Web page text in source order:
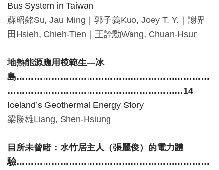
便
民
服
政
府
公
開
訊
Bus System in Taiwan
蘇昭銘Su, Jau-Ming ｜ 郭子義Kuo, Joey T. Y. ｜ 謝界
田 Hsieh, Chieh-Tien ｜ 王詮勳Wang, Chuan-Hsun
地熱能源應用模範生―冰
島…………………………………………………………
……………………………………………………14
Iceland’s Geothermal Energy Story
梁勝雄Liang, Shen-Hsiung
目所未曾睹：水竹居主人（張麗俊）的電力體
驗…………………………………………………………